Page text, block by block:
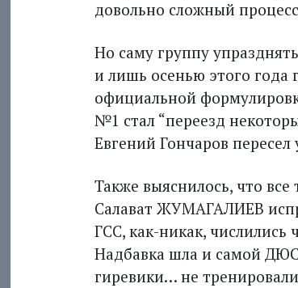
довольно сложный
Но саму группу
и лишь осенью этого года
официальной
№1 стал “переезд
Евгений Гончаров пересел
Также выяснилось, что все
Салават ЖУМАГАЛИЕВ
ГСС, как-никак,
Надбавка шла и самой
гиревики… не